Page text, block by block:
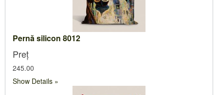
Pernă silicon 8012
Preț
245.00
Show Details